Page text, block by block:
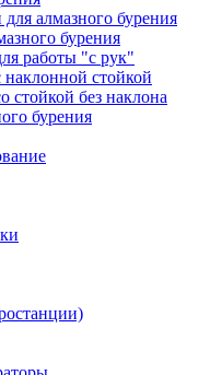
алмазного бурения
бурения
работы "с рук"
стойкой
стойкой без наклона
бурения